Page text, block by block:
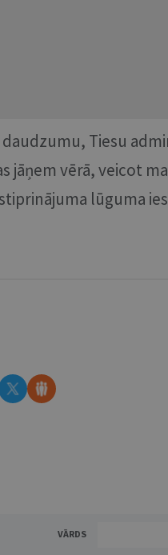
Tiesu
jāņem vērā, veicot
lūguma
VĀRDS